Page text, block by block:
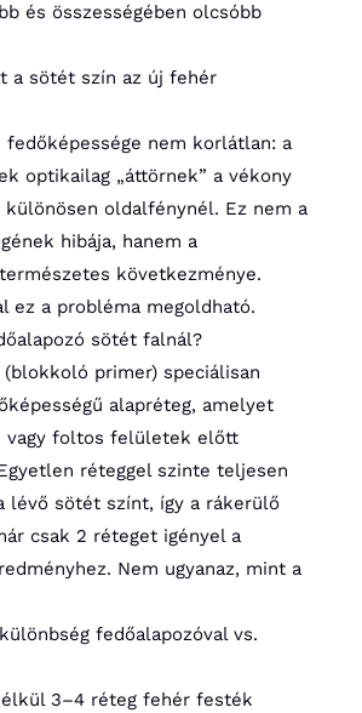
és összességében olcsóbb
a sötét szín az új fehér
nem korlátlan: a
optikailag „áttörnek” a vékony
oldalfénynél. Ez nem a
hibája, hanem a
következménye.
ez a probléma megoldható.
sötét falnál?
(blokkoló primer) speciálisan
alapréteg, amelyet
vagy foltos felületek előtt
réteggel szinte teljesen
lévő sötét színt, így a rákerülő
csak 2 réteget igényel a
Nem ugyanaz, mint a
fedőalapozóval vs.
3–4 réteg fehér festék